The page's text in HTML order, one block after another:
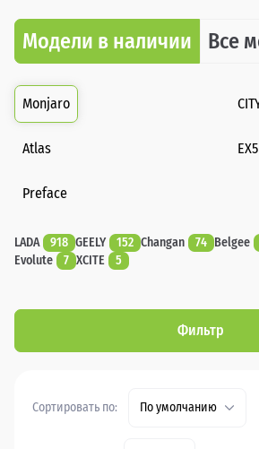
Модели в наличии Все
Monjaro
Atlas
Preface
LADA 918 GEELY 152 Changan 74 Belgee
Evolute
7 XCITE 5
Фильтр
Сортировать по: По умолчанию